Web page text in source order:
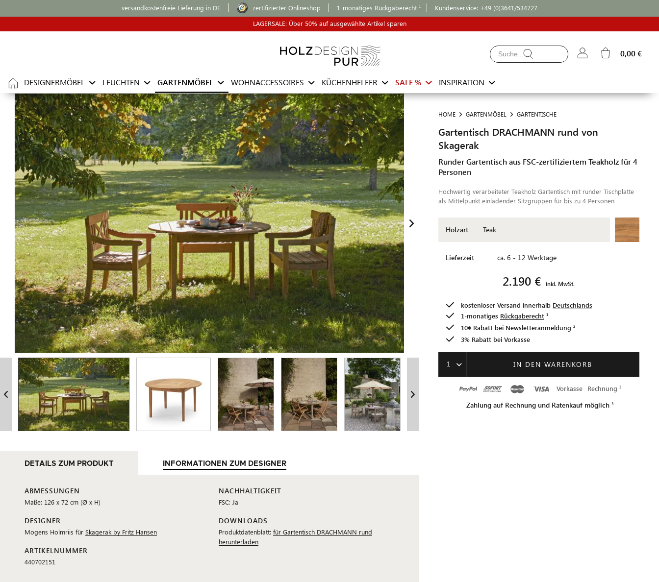
versandkostenfreie Lieferung in DE zertifizierter Onlineshop 1-monatiges Rückgaberecht Kundenservice: +49 (0)3641/534727
LAGERSALE: Über 50% auf ausgewählte Artikel sparen
0,00 €
DESIGNERMÖBEL LEUCHTEN GARTENMÖBEL WOHNACCESSOIRES KÜCHENHELFER SALE % INSPIRATION
HOME GARTENMÖBEL GARTENTISCHE
Gartentisch DRACHMANN rund von
Skagerak
Runder Gartentisch aus FSC-zertifiziertem Teakholz für 4
Personen
Hochwertig verarbeiteter Teakholz Gartentisch mit runder Tischplatte
als Mittelpunkt einladender Sitzgruppen für bis zu 4 Personen
Holzart Teak
Lieferzeit ca. 6 - 12 Werktage
2.190 € inkl. MwSt.
kostenloser Versand innerhalb Deutschlands
1-monatiges Rückgaberecht
10€ Rabatt bei Newsletteranmeldung
3% Rabatt bei Vorkasse
1 IN DEN WARENKORB
Vorkasse Rechnung
Zahlung auf Rechnung und Ratenkauf möglich
DETAILS ZUM PRODUKT INFORMATIONEN ZUM DESIGNER
ABMESSUNGEN
Maße: 126 x 72 cm (Ø x H)
DESIGNER
Mogens Holmriis für Skagerak by Fritz Hansen
ARTIKELNUMMER
440702151
NACHHALTIGKEIT
FSC: Ja
DOWNLOADS
Produktdatenblatt: für Gartentisch DRACHMANN rund
herunterladen